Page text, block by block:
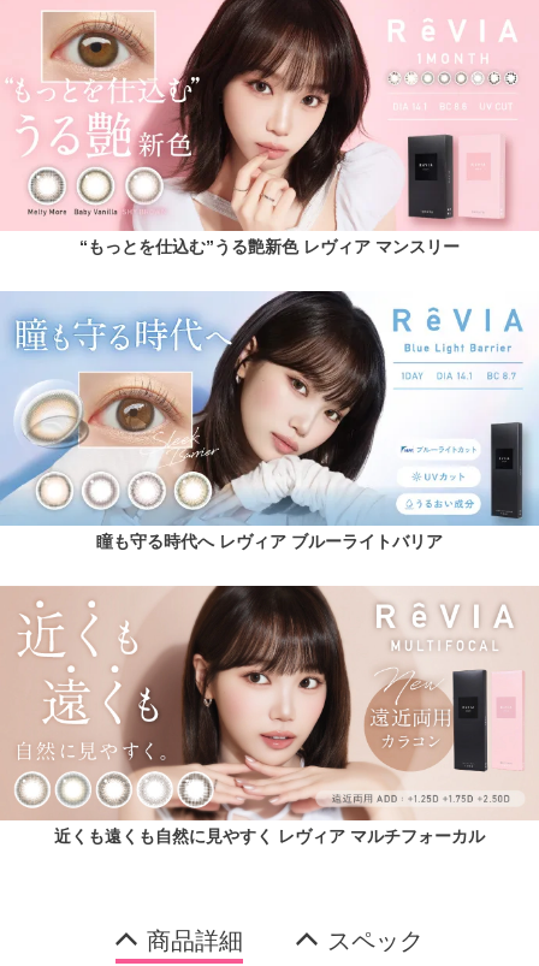
“もっとを仕込む”うる艶新色 レヴィア マンスリー
瞳も守る時代へ レヴィア ブルーライトバリア
近くも遠くも自然に見やすく レヴィア マルチフォーカル
商品詳細 スペック